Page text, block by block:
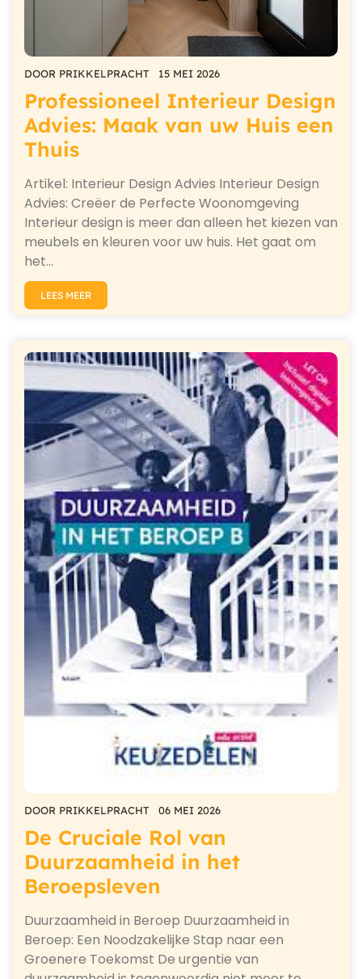
DOOR PRIKKELPRACHT 15 MEI 2026
Professioneel Interieur Design
Advies: Maak van uw Huis een
Thuis
Artikel: Interieur Design Advies Interieur Design
Advies: Creëer de Perfecte Woonomgeving
Interieur design is meer dan alleen het kiezen van
meubels en kleuren voor uw huis. Het gaat om
het…
LEES MEER
DOOR PRIKKELPRACHT 06 MEI 2026
De Cruciale Rol van
Duurzaamheid in het
Beroepsleven
Duurzaamheid in Beroep Duurzaamheid in
Beroep: Een Noodzakelijke Stap naar een
Groenere Toekomst De urgentie van